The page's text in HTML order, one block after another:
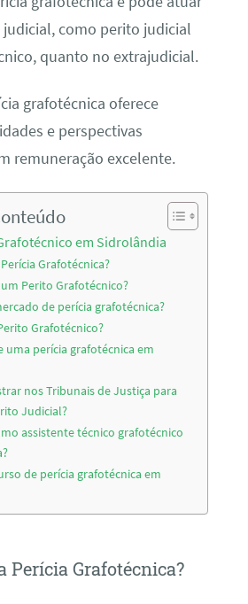
como perito judicial
quanto no extrajudicial.
grafotécnica oferece
e perspectivas
remuneração excelente.
em Sidrolândia
Grafotécnica?
Perito Grafotécnico?
de perícia grafotécnica?
Grafotécnico?
uma perícia grafotécnica em
nos Tribunais de Justiça para
Judicial?
assistente técnico grafotécnico
de perícia grafotécnica em
Perícia Grafotécnica?